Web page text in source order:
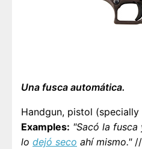
Una fusca automática.
Handgun, pistol
Examples: "Sacó la fusca
lo dejó seco ahí mismo."//